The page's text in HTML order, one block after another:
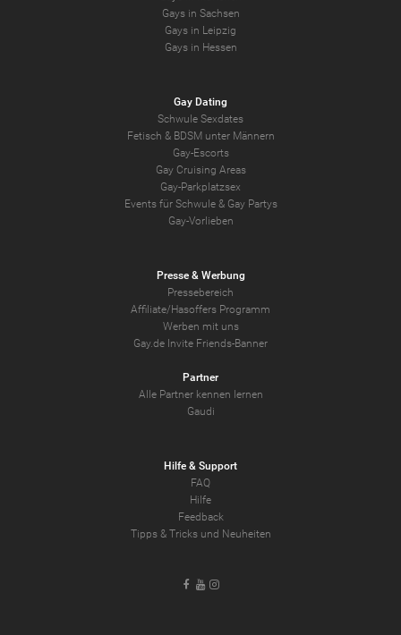
Gays in Sachsen
Gays in Leipzig
Gays in Hessen
Gay Dating
Schwule Sexdates
Fetisch & BDSM unter Männern
Gay-Escorts
Gay Cruising Areas
Gay-Parkplatzsex
Events für Schwule & Gay Partys
Gay-Vorlieben
Presse & Werbung
Pressebereich
Affiliate/Hasoffers Programm
Werben mit uns
Gay.de Invite Friends-Banner
Partner
Alle Partner kennen lernen
Gaudi
Hilfe & Support
FAQ
Hilfe
Feedback
Tipps & Tricks und Neuheiten
Facebook
YoutubeInstagram